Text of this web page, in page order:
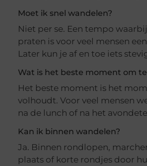
Moet ik snel wandelen?
Niet per se. Een tempo
praten is voor veel mensen
Later kun je af en toe iets
Wat is het beste moment om
Het beste moment is het
volhoudt. Voor veel mensen
na de lunch of na het
Kan ik binnen wandelen?
Ja. Binnen rondlopen,
plaats of korte rondjes door